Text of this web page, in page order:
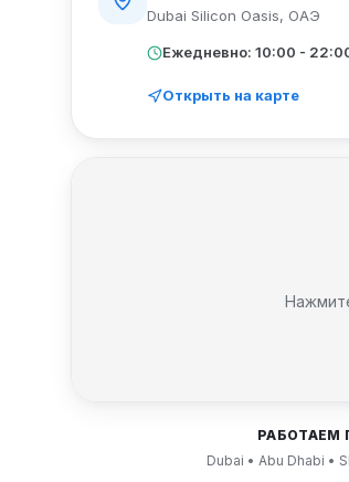
Dubai Silicon Oasis, ОАЭ
Ежедневно: 10:00 -
Открыть на карте
РАБОТАЕМ
Dubai • Abu Dhabi •